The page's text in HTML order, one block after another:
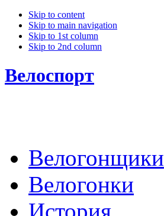
Skip to content
Skip to main navigation
Skip to 1st column
Skip to 2nd column
Велоспорт
Велогонщики
Велогонки
История